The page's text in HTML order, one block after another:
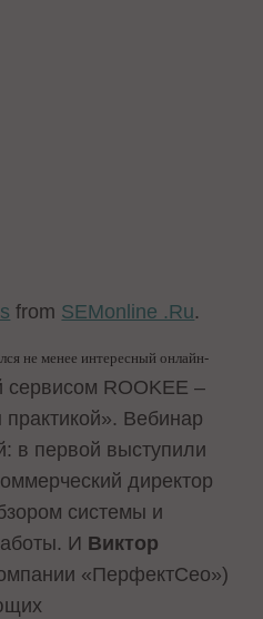
from SEMonline .Ru.
не менее интересный онлайн-
сервисом ROOKEE –
Вебинар
в первой выступили
директор
системы и
И Виктор
«ПерфектСео»)